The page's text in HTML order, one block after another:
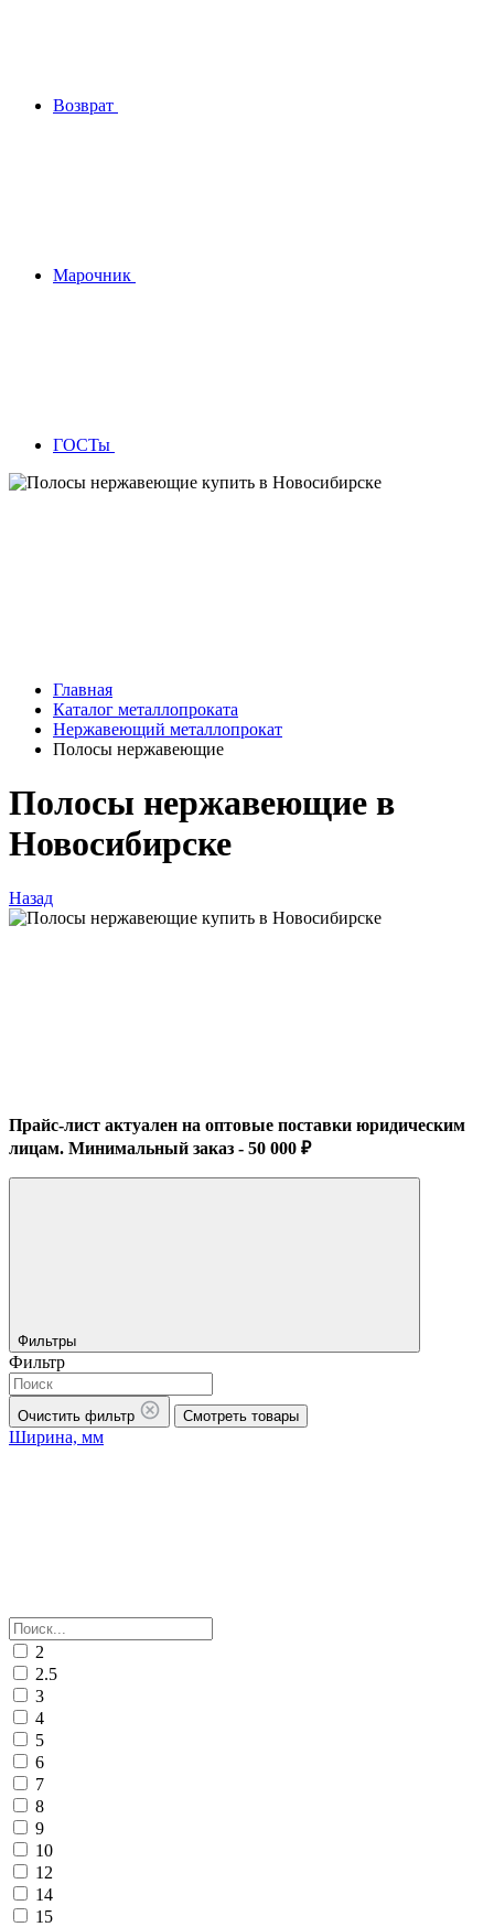
Возврат
Марочник
ГОСТы
Главная
Каталог металлопроката
Нержавеющий металлопрокат
Полосы нержавеющие
Полосы нержавеющие в
Новосибирске
Назад
Прайс-лист актуален на оптовые поставки юридическим
лицам. Минимальный заказ - 50 000 ₽
Фильтры
Фильтр
Очистить фильтр Смотреть товары
Ширина, мм
2
2.5
3
4
5
6
7
8
9
10
12
14
15